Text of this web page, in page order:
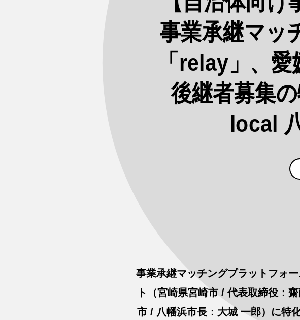
事業承継マッ
「relay」、
後継者募集
local
事業承継マッチングプラットフォ
ト（宮崎県宮崎市 / 代表取締役：
市 / 八幡浜市長：大城 一郎）に特